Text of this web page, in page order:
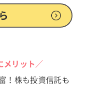
メリット／
！株も投資信託も